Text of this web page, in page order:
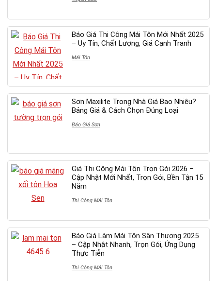
Báo Giá Thi Công Mái Tôn Mới Nhất 2025
– Uy Tín, Chất Lượng, Giá Cạnh Tranh
Mái Tôn
Sơn Maxilite Trong Nhà Giá Bao Nhiêu?
Bảng Giá & Cách Chọn Đúng Loại
Báo Giá Sơn
Giá Thi Công Mái Tôn Trọn Gói 2026 –
Cập Nhật Mới Nhất, Trọn Gói, Bền Tận 15
Năm
Thi Công Mái Tôn
Báo Giá Làm Mái Tôn Sân Thượng 2025
– Cập Nhật Nhanh, Trọn Gói, Ứng Dụng
Thực Tiễn
Thi Công Mái Tôn